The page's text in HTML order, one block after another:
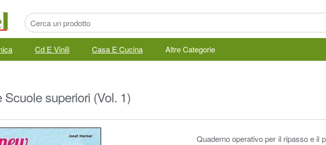
Cd E Vinili Casa E Cucina Altre Categorie
superiori (Vol. 1)
Quaderno operativo per il ripasso e il